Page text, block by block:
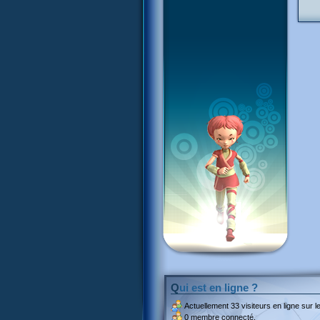
Qui est en ligne ?
Actuellement 33 visiteurs en ligne sur
0 membre connecté.